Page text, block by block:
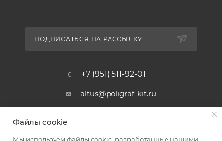
ПОДПИСАТЬСЯ НА РАССЫЛКУ
+7 (951) 511-92-01
altus@poligraf-kit.ru
Ростовская обл, Аксайский р-н,
Файлы cookie
Мы используем файлы cookie, разработанные нашими